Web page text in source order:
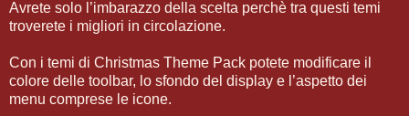
Avrete solo l’imbarazzo della scelta perchè tra questi temi
troverete i migliori in circolazione.
Con i temi di Christmas Theme Pack potete modificare il
colore delle toolbar, lo sfondo del display e l’aspetto dei
menu comprese le icone.